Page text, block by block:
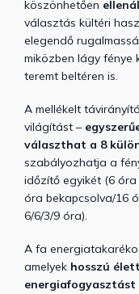
köszönhetően
választás kültéri
elegendő
miközben lágy fénye
teremt beltéren is.
A mellékelt
világítást –
választhat a 8
szabályozhatja a
időzítő egyikét (6
óra bekapcsolva/16
6/6/3/9 óra).
A fa
amelyek hosszú